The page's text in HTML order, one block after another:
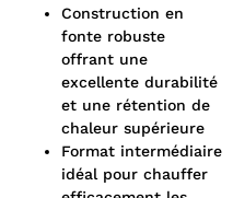
Construction en
fonte robuste
offrant une
excellente durabilité
et une rétention de
chaleur supérieure
Format intermédiaire
idéal pour chauffer